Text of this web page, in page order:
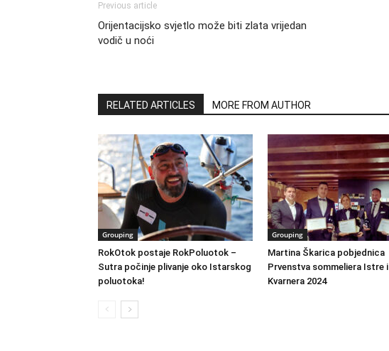
Previous article
Orijentacijsko svjetlo može biti zlata vrijedan
vodič u noći
RELATED ARTICLES MORE FROM AUTHOR
Grouping
RokOtok postaje RokPoluotok –
Sutra počinje plivanje oko Istarskog
poluotoka!
Grouping
Martina Škarica pobjednica
Prvenstva sommeliera Istre i
Kvarnera 2024